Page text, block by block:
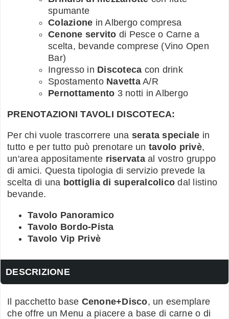
spumante
Colazione in Albergo compresa
Cenone servito di Pesce o Carne a
scelta, bevande comprese (Vino Open
Bar)
Ingresso in Discoteca con drink
Spostamento NavettaA/R
Pernottamento 3 notti in Albergo
PRENOTAZIONI TAVOLI DISCOTECA:
Per chi vuole trascorrere una serata speciale in
tutto e per tutto può prenotare un tavolo privè,
un'area appositamente riservataal vostro gruppo
di amici. Questa tipologia di servizio prevede la
scelta di una bottiglia di superalcolico dal listino
bevande.
Tavolo Panoramico
Tavolo Bordo-Pista
Tavolo Vip Privè
DESCRIZIONE
Il pacchetto base Cenone+Disco, un esemplare
che offre un Menu a piacere a base di carne o di